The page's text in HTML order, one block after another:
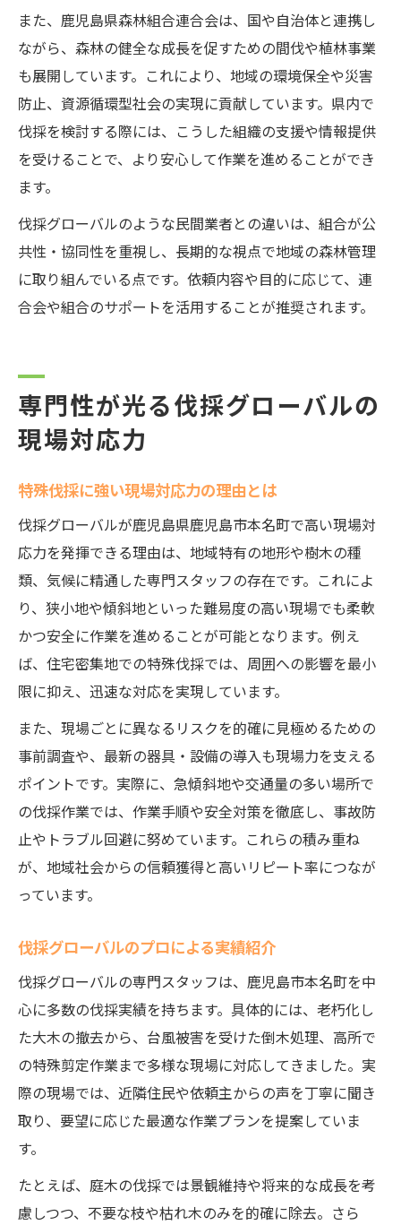
また、鹿児島県森林組合連合会は、国や自治体と連携し
ながら、森林の健全な成長を促すための間伐や植林事業
も展開しています。これにより、地域の環境保全や災害
防止、資源循環型社会の実現に貢献しています。県内で
伐採を検討する際には、こうした組織の支援や情報提供
を受けることで、より安心して作業を進めることができ
ます。
伐採グローバルのような民間業者との違いは、組合が公
共性・協同性を重視し、長期的な視点で地域の森林管理
に取り組んでいる点です。依頼内容や目的に応じて、連
合会や組合のサポートを活用することが推奨されます。
専門性が光る伐採グローバルの
現場対応力
特殊伐採に強い現場対応力の理由とは
伐採グローバルが鹿児島県鹿児島市本名町で高い現場対
応力を発揮できる理由は、地域特有の地形や樹木の種
類、気候に精通した専門スタッフの存在です。これによ
り、狭小地や傾斜地といった難易度の高い現場でも柔軟
かつ安全に作業を進めることが可能となります。例え
ば、住宅密集地での特殊伐採では、周囲への影響を最小
限に抑え、迅速な対応を実現しています。
また、現場ごとに異なるリスクを的確に見極めるための
事前調査や、最新の器具・設備の導入も現場力を支える
ポイントです。実際に、急傾斜地や交通量の多い場所で
の伐採作業では、作業手順や安全対策を徹底し、事故防
止やトラブル回避に努めています。これらの積み重ね
が、地域社会からの信頼獲得と高いリピート率につなが
っています。
伐採グローバルのプロによる実績紹介
伐採グローバルの専門スタッフは、鹿児島市本名町を中
心に多数の伐採実績を持ちます。具体的には、老朽化し
た大木の撤去から、台風被害を受けた倒木処理、高所で
の特殊剪定作業まで多様な現場に対応してきました。実
際の現場では、近隣住民や依頼主からの声を丁寧に聞き
取り、要望に応じた最適な作業プランを提案していま
す。
たとえば、庭木の伐採では景観維持や将来的な成長を考
慮しつつ、不要な枝や枯れ木のみを的確に除去。さら